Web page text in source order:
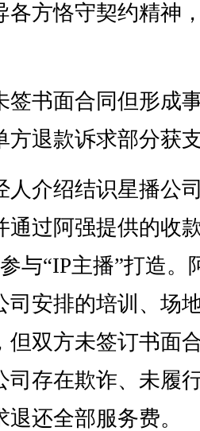
各方恪守契约精神
书面合同但形成
方退款诉求部分获
介绍结识星播公
通过阿强提供的收
与“IP主播”打造。
司安排的培训、场
但双方未签订书面
司存在欺诈、未履
还全部服务费。